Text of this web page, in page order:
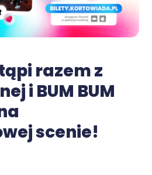
razem z
i BUM BUM
scenie!